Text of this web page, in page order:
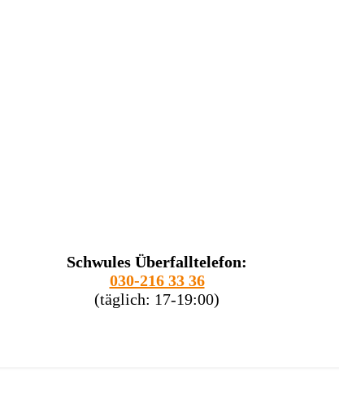
Schwules Überfalltelefon:
030-216 33 36
(täglich: 17-19:00)